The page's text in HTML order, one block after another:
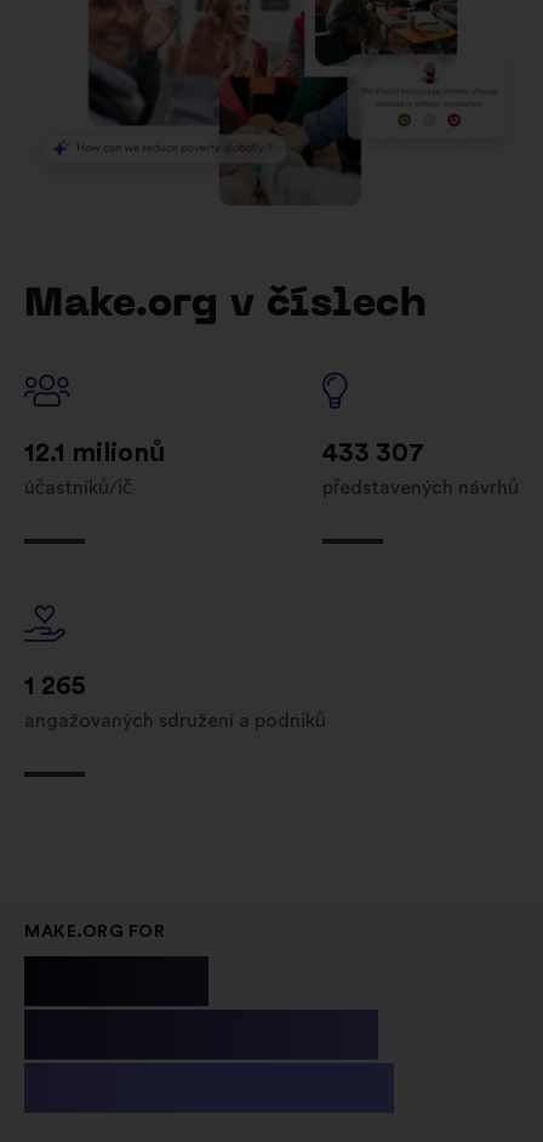
Make.org v číslech
12.1 milionů
účastníků/ič
433 307
představených návrhů
1 265
angažovaných sdružení a podniků
MAKE.ORG FOR